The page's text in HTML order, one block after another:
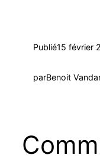
Publié15 février
parBenoit